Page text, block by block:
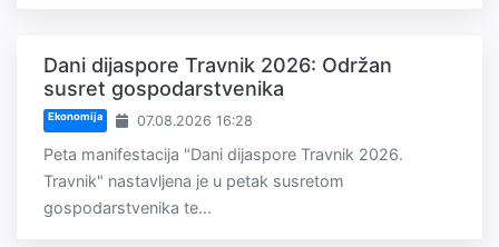
Dani dijaspore Travnik 2026: Održan
susret gospodarstvenika
Ekonomija 07.08.2026 16:28
Peta manifestacija "Dani dijaspore Travnik 2026.
Travnik" nastavljena je u petak susretom
gospodarstvenika te...